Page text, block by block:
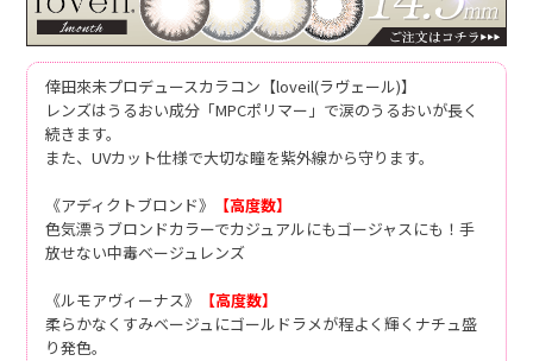
倖田來未プロデュースカラコン【loveil(ラヴェール)】
レンズはうるおい成分「MPCポリマー」で涙のうるおいが長く
続きます。
また、UVカット仕様で大切な瞳を紫外線から守ります。
《アディクトブロンド》
【高度数】
色気漂うブロンドカラーでカジュアルにもゴージャスにも！手
放せない中毒ベージュレンズ
《ルモアヴィーナス》
【高度数】
柔らかなくすみベージュにゴールドラメが程よく輝くナチュ盛
り発色。